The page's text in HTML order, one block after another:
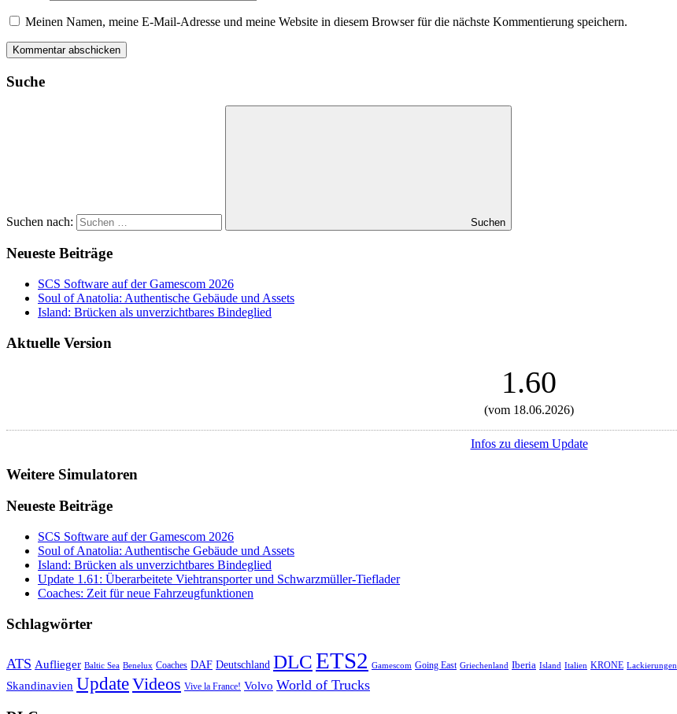
Meinen Namen, meine E-Mail-Adresse und meine Website in diesem Browser für die nächste Kommentierung speichern.
Suche
Suchen nach: Suchen
Neueste Beiträge
SCS Software auf der Gamescom 2026
Soul of Anatolia: Authentische Gebäude und Assets
Island: Brücken als unverzichtbares Bindeglied
Aktuelle Version
1.60
(vom 18.06.2026)
Infos zu diesem Update
Weitere Simulatoren
Neueste Beiträge
SCS Software auf der Gamescom 2026
Soul of Anatolia: Authentische Gebäude und Assets
Island: Brücken als unverzichtbares Bindeglied
Update 1.61: Überarbeitete Viehtransporter und Schwarzmüller-Tieflader
Coaches: Zeit für neue Fahrzeugfunktionen
Schlagwörter
ATS Auflieger Baltic Sea Benelux Coaches DAF Deutschland DLCETS2 Gamescom Going East Griechenland Iberia Island Italien KRONE Lackierungen
Skandinavien UpdateVideos Vive la France! Volvo World of Trucks